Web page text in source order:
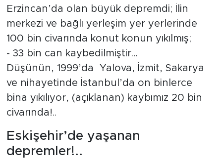
Erzincan’da olan büyük depremdi; İlin
merkezi ve bağlı yerleşim yer yerlerinde
100 bin civarında konut konun yıkılmış;
- 33 bin can kaybedilmiştir…
Düşünün, 1999’da Yalova, İzmit, Sakarya
ve nihayetinde İstanbul’da on binlerce
bina yıkılıyor, (açıklanan) kaybımız 20 bin
civarında!..
Eskişehir’de yaşanan
depremler!..